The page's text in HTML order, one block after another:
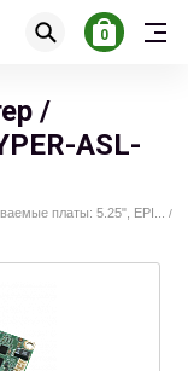
0
/
ASL-
платы: 5.25", EPI... /